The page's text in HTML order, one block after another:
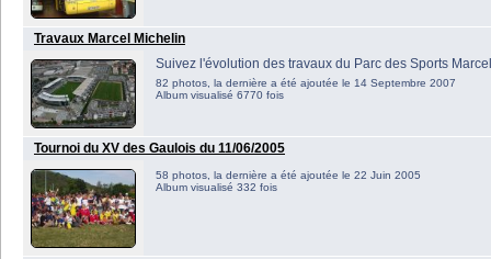
Travaux Marcel Michelin
Suivez l'évolution des travaux du Parc des Sports
82 photos, la dernière a été ajoutée le 14 Septembre 2007
Album visualisé 6770 fois
Tournoi du XV des Gaulois du 11/06/2005
58 photos, la dernière a été ajoutée le 22 Juin 2005
Album visualisé 332 fois